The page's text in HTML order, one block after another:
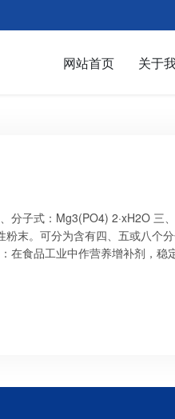
网站首页 关于
分子式：Mg3(PO4) 2·xH2O 三
粉末。可分为含有四、五或八个
在食品工业中作营养增补剂，